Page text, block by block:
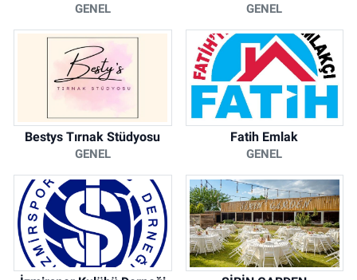
GENEL GENEL
Bestys Tırnak Stüdyosu
GENEL
Fatih Emlak
GENEL